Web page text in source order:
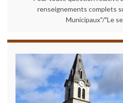
renseignements complets
Municipaux"/"Le